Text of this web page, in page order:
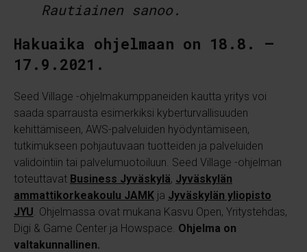
Rautiainen sanoo.
Hakuaika ohjelmaan on 18.8. –
17.9.2021.
Seed Village -ohjelmakumppaneiden kautta yritys voi
saada sparrausta esimerkiksi kyberturvallisuuden
kehittämiseen, AWS-palveluiden hyödyntämiseen,
tutkimukseen pohjautuvaan tuotteiden ja palveluiden
validointiin tai palvelumuotoiluun. Seed Village -ohjelman
toteuttavat Business Jyväskylä, Jyväskylän
ammattikorkeakoulu JAMK ja Jyväskylän yliopisto
JYU. Ohjelmassa ovat mukana Kasvu Open, Yritystehdas,
Digi & Game Center ja Howspace. Ohjelma on
valtakunnallinen.